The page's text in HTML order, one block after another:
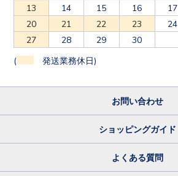
13
14 15 16 17
20
21 22 23 24
27
28 29 30
( 発送業務休日)
お問い合わせ
ショッピングガイド
よくある質問